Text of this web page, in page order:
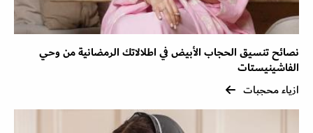
نصائح تنسيق الحجاب الأبيض في اطلالاتك الرمضانية من وحي
الفاشينيستات
ازياء محجبات